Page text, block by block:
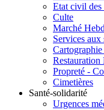
Etat civil des
Culte
Marché
Services aux
Propreté -
Cimetières
Santé-solidarité
Urgences